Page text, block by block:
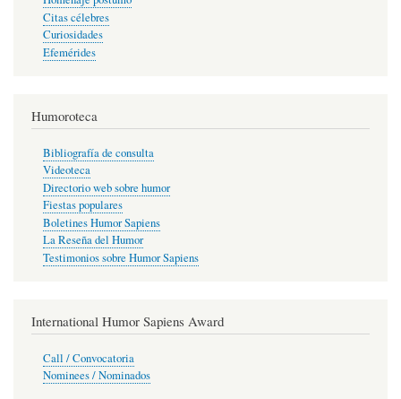
Citas célebres
Curiosidades
Efemérides
Humoroteca
Bibliografía de consulta
Videoteca
Directorio web sobre humor
Fiestas populares
Boletines Humor Sapiens
La Reseña del Humor
Testimonios sobre Humor Sapiens
International Humor Sapiens Award
Call / Convocatoria
Nominees / Nominados